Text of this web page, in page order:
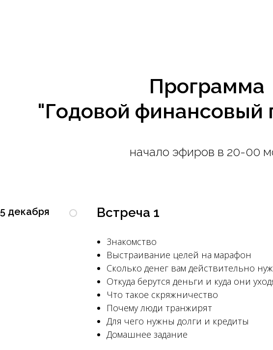
Программа
"Годовой финансовый
начало эфиров в 20-00
5 декабря Встреча 1
Знакомство
Выстраивание целей на марафон
Сколько денег вам действительно
Откуда берутся деньги и куда они
Что такое скряжничество
Почему люди транжирят
Для чего нужны долги и кредиты
Домашнее задание